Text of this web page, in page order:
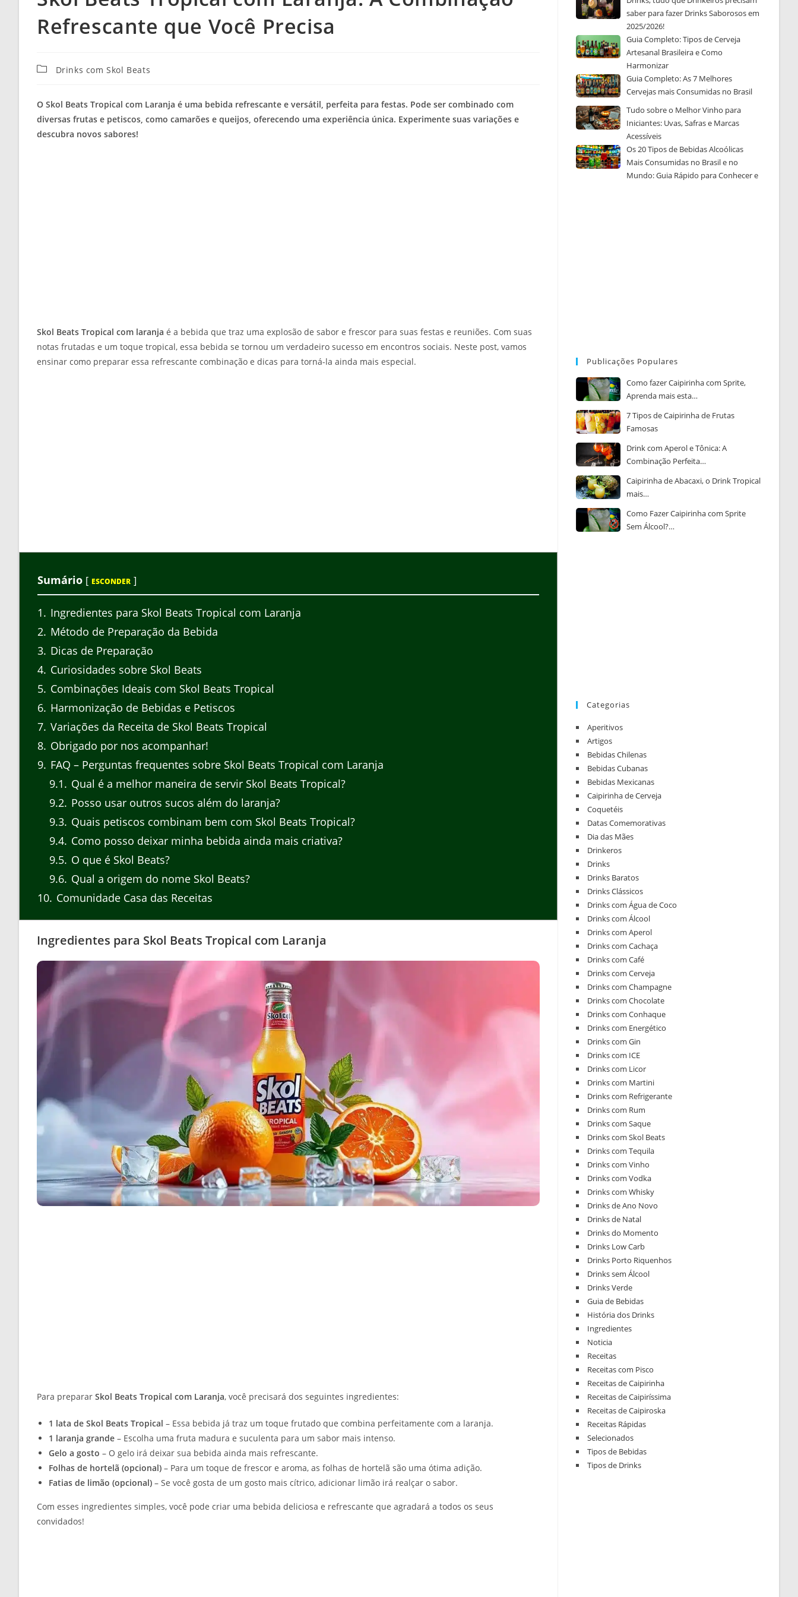
Refrescante que Você Precisa
CategoriaDrinks com Skol Beats
O Skol Beats Tropical com Laranja é uma bebida refrescante e versátil, perfeita para festas. Pode ser combinado com
diversas frutas e petiscos, como camarões e queijos, oferecendo uma experiência única. Experimente suas variações e
descubra novos sabores!
Skol Beats Tropical com laranja é a bebida que traz uma explosão de sabor e frescor para suas festas e reuniões. Com suas
notas frutadas e um toque tropical, essa bebida se tornou um verdadeiro sucesso em encontros sociais. Neste post, vamos
ensinar como preparar essa refrescante combinação e dicas para torná-la ainda mais especial.
Sumário [ ESCONDER ]
1
Ingredientes para Skol Beats Tropical com Laranja
2 Método de Preparação da Bebida
3 Dicas de Preparação
4 Curiosidades sobre Skol Beats
5 Combinações Ideais com Skol Beats Tropical
6 Harmonização de Bebidas e Petiscos
7 Variações da Receita de Skol Beats Tropical
8 Obrigado por nos acompanhar!
9 FAQ – Perguntas frequentes sobre Skol Beats Tropical com Laranja
9.1
Qual é a melhor maneira de servir Skol Beats Tropical?
9.2 Posso usar outros sucos além do laranja?
9.3 Quais petiscos combinam bem com Skol Beats Tropical?
9.4 Como posso deixar minha bebida ainda mais criativa?
9.5 O que é Skol Beats?
9.6 Qual a origem do nome Skol Beats?
10 Comunidade Casa das Receitas
Ingredientes para Skol Beats Tropical com Laranja
Para preparar Skol Beats Tropical com Laranja, você precisará dos seguintes ingredientes:
1 lata de Skol Beats Tropical – Essa bebida já traz um toque frutado que combina perfeitamente com a laranja.
1 laranja grande – Escolha uma fruta madura e suculenta para um sabor mais intenso.
Gelo a gosto – O gelo irá deixar sua bebida ainda mais refrescante.
Folhas de hortelã (opcional) – Para um toque de frescor e aroma, as folhas de hortelã são uma ótima adição.
Fatias de limão (opcional) – Se você gosta de um gosto mais cítrico, adicionar limão irá realçar o sabor.
Com esses ingredientes simples, você pode criar uma bebida deliciosa e refrescante que agradará a todos os seus
convidados!
saber para fazer Drinks Saborosos em
2025/2026!
Guia Completo: Tipos de Cerveja
Artesanal Brasileira e Como
Harmonizar
Guia Completo: As 7 Melhores
Cervejas mais Consumidas no Brasil
Tudo sobre o Melhor Vinho para
Iniciantes: Uvas, Safras e Marcas
Acessíveis
Os 20 Tipos de Bebidas Alcoólicas
Mais Consumidas no Brasil e no
Mundo: Guia Rápido para Conhecer e
Publicações Populares
Como fazer Caipirinha com Sprite,
Aprenda mais esta…
7 Tipos de Caipirinha de Frutas
Famosas
Drink com Aperol e Tônica: A
Combinação Perfeita…
Caipirinha de Abacaxi, o Drink Tropical
mais…
Como Fazer Caipirinha com Sprite
Sem Álcool?…
Categorias
Aperitivos
Artigos
Bebidas Chilenas
Bebidas Cubanas
Bebidas Mexicanas
Caipirinha de Cerveja
Coquetéis
Datas Comemorativas
Dia das Mães
Drinkeros
Drinks
Drinks Baratos
Drinks Clássicos
Drinks com Água de Coco
Drinks com Álcool
Drinks com Aperol
Drinks com Cachaça
Drinks com Café
Drinks com Cerveja
Drinks com Champagne
Drinks com Chocolate
Drinks com Conhaque
Drinks com Energético
Drinks com Gin
Drinks com ICE
Drinks com Licor
Drinks com Martini
Drinks com Refrigerante
Drinks com Rum
Drinks com Saque
Drinks com Skol Beats
Drinks com Tequila
Drinks com Vinho
Drinks com Vodka
Drinks com Whisky
Drinks de Ano Novo
Drinks de Natal
Drinks do Momento
Drinks Low Carb
Drinks Porto Riquenhos
Drinks sem Álcool
Drinks Verde
Guia de Bebidas
História dos Drinks
Ingredientes
Noticia
Receitas
Receitas com Pisco
Receitas de Caipirinha
Receitas de Caipiríssima
Receitas de Caipiroska
Receitas Rápidas
Selecionados
Tipos de Bebidas
Tipos de Drinks